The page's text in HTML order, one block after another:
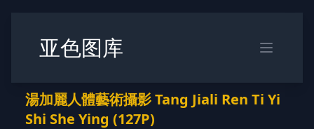
亚色图库
湯加麗人體藝術攝影 Tang Jiali Ren Ti Yi
Shi She Ying (127P)